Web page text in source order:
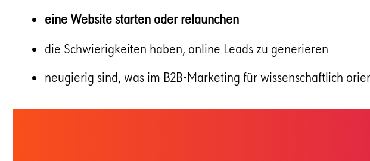
eine Website starten oder relaunchen
die Schwierigkeiten haben, online Leads zu generieren
neugierig sind, was im B2B-Marketing für wissenschaftlich